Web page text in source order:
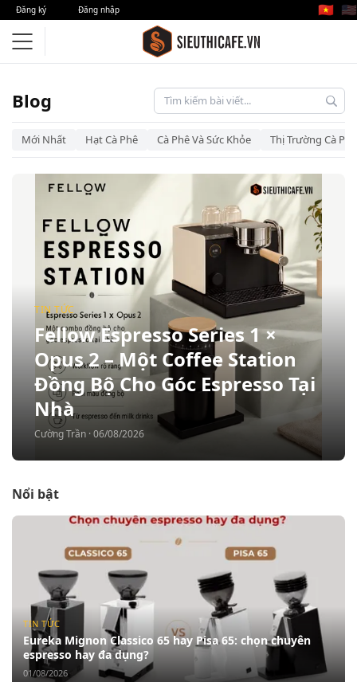
Đăng ký Đăng nhập 🇻🇳 🇺🇸
Blog
Mới Nhất Hạt Cà Phê Cà Phê Và Sức Khỏe Thị Trường Cà Phê
TIN TỨC
Fellow Espresso Series 1 ×
Opus 2 – Một Coffee Station
Đồng Bộ Cho Góc Espresso Tại
Nhà
Cường Trần · 06/08/2026
Nổi bật
TIN TỨC
Eureka Mignon Classico 65 hay Pisa 65: chọn chuyên
espresso hay đa dụng?
01/08/2026